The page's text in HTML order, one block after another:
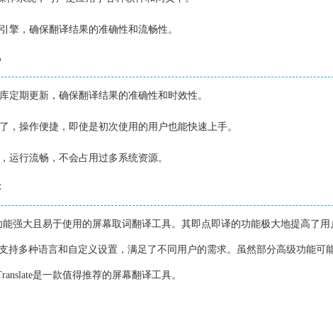
擎，确保翻译结果的准确性和流畅性。
定期更新，确保翻译结果的准确性和时效性。
，操作便捷，即使是初次使用的用户也能快速上手。
运行流畅，不会占用过多系统资源。
能强大且易于使用的屏幕取词翻译工具。其即点即译的功能极大地提高了
持多种语言和自定义设置，满足了不同用户的需求。虽然部分高级功能可
是一款值得推荐的屏幕翻译工具。